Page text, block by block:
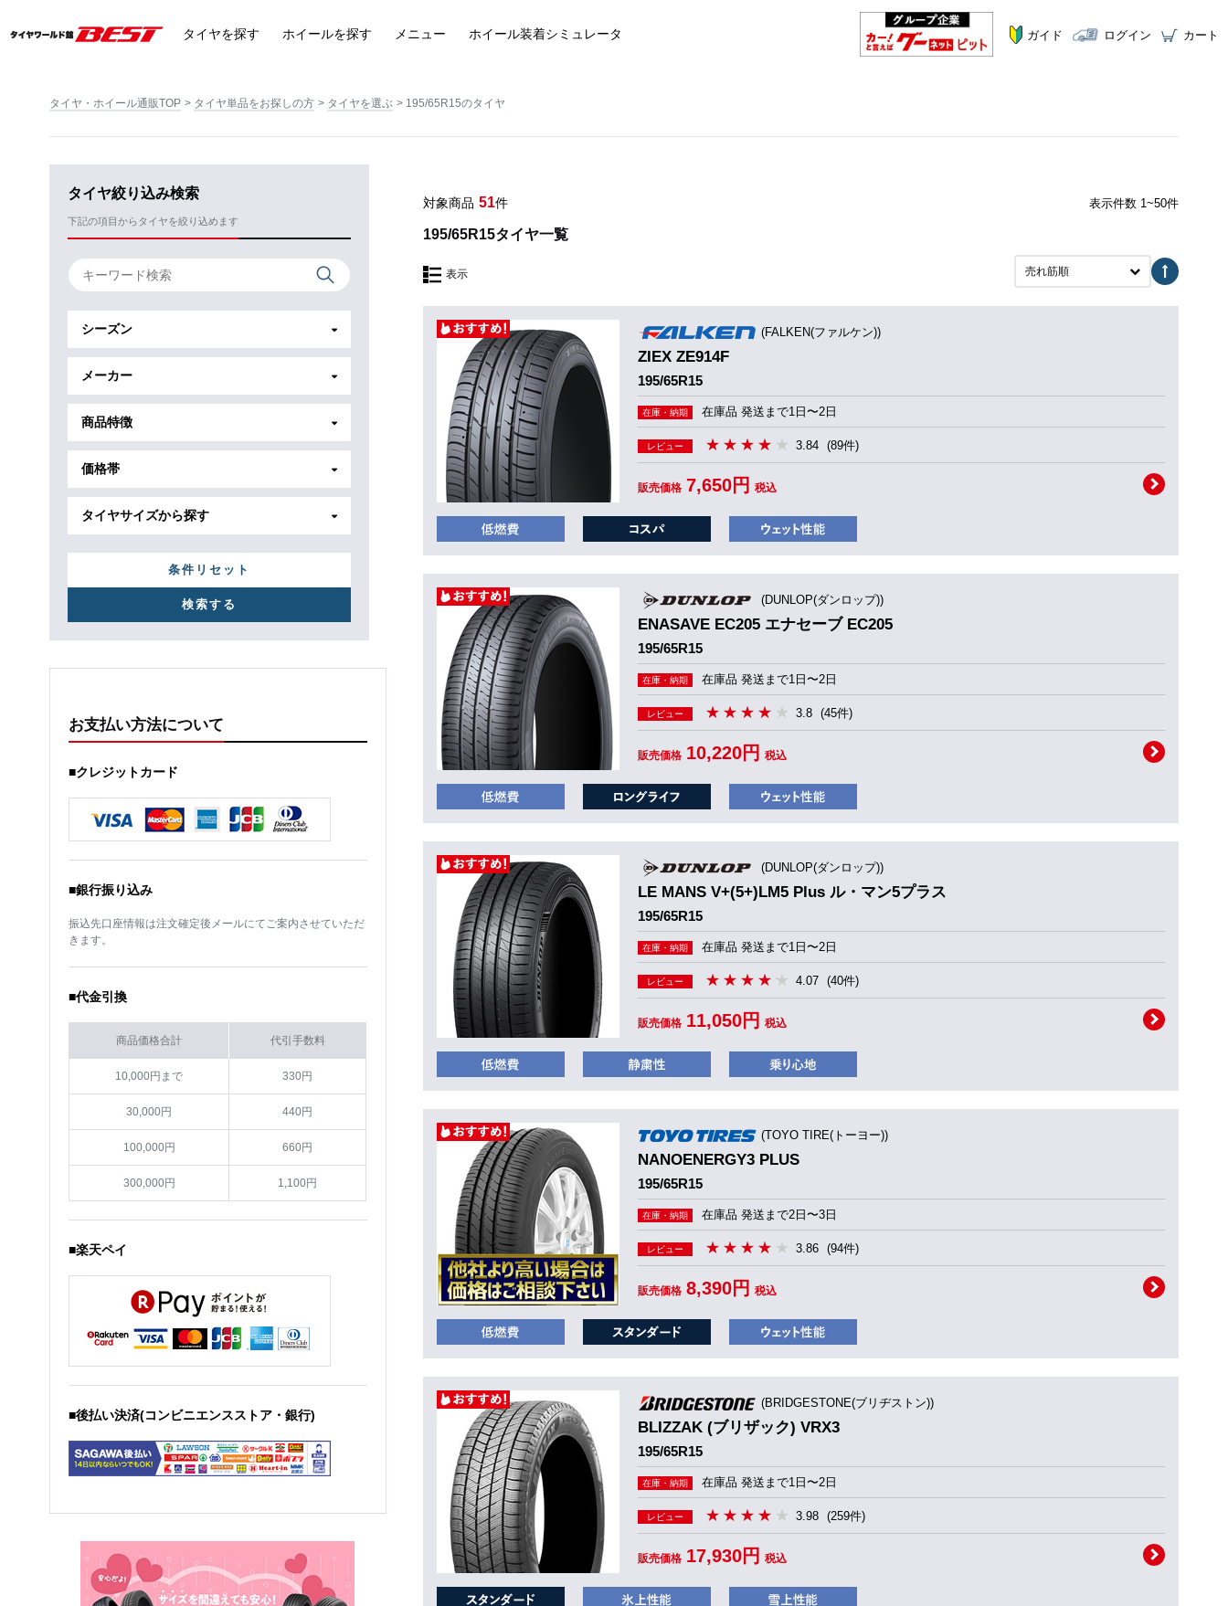
タイヤを探す ホイールを探す メニュー ホイール装着シミュレータ ガイド ログイン カート
タイヤ・ホイール通販TOP タイヤ単品をお探しの方 タイヤを選ぶ 195/65R15のタイヤ
タイヤ絞り込み検索
下記の項目からタイヤを絞り込めます
シーズン
メーカー
商品特徴
価格帯
タイヤサイズから探す
条件リセット
お支払い方法について
■クレジットカード
■銀行振り込み
振込先口座情報は注文確定後メールにてご案内させていただ
きます。
■代金引換
商品価格合計 代引手数料
10,000円まで 330円
30,000円 440円
100,000円 660円
300,000円 1,100円
■楽天ペイ
■後払い決済(コンビニエンスストア・銀行)
対象商品 51件 表示件数 1~50件
195/65R15タイヤ一覧
表示 売れ筋順
(FALKEN(ファルケン))
ZIEX ZE914F
195/65R15
在庫・納期 在庫品 発送まで1日〜2日
レビュー 3.84 (89件)
販売価格 7,650円 税込
(DUNLOP(ダンロップ))
ENASAVE EC205 エナセーブ EC205
195/65R15
在庫・納期 在庫品 発送まで1日〜2日
レビュー 3.8 (45件)
販売価格 10,220円 税込
(DUNLOP(ダンロップ))
LE MANS V+(5+)LM5 Plus ル・マン5プラス
195/65R15
在庫・納期 在庫品 発送まで1日〜2日
レビュー 4.07 (40件)
販売価格 11,050円 税込
(TOYO TIRE(トーヨー))
NANOENERGY3 PLUS
195/65R15
在庫・納期 在庫品 発送まで2日〜3日
レビュー 3.86 (94件)
販売価格 8,390円 税込
(BRIDGESTONE(ブリヂストン))
BLIZZAK (ブリザック) VRX3
195/65R15
在庫・納期 在庫品 発送まで1日〜2日
レビュー 3.98 (259件)
販売価格 17,930円 税込